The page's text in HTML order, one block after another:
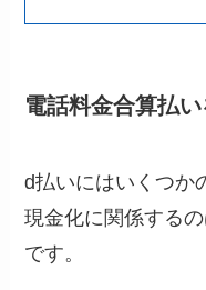
電話料金合算払
d払いにはいくつか
現金化に関係する
です。